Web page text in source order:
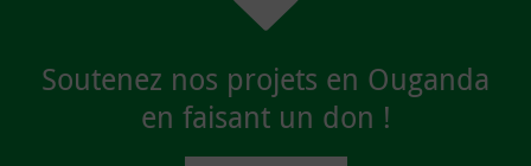
Soutenez nos projets en Ouganda
en faisant un don !